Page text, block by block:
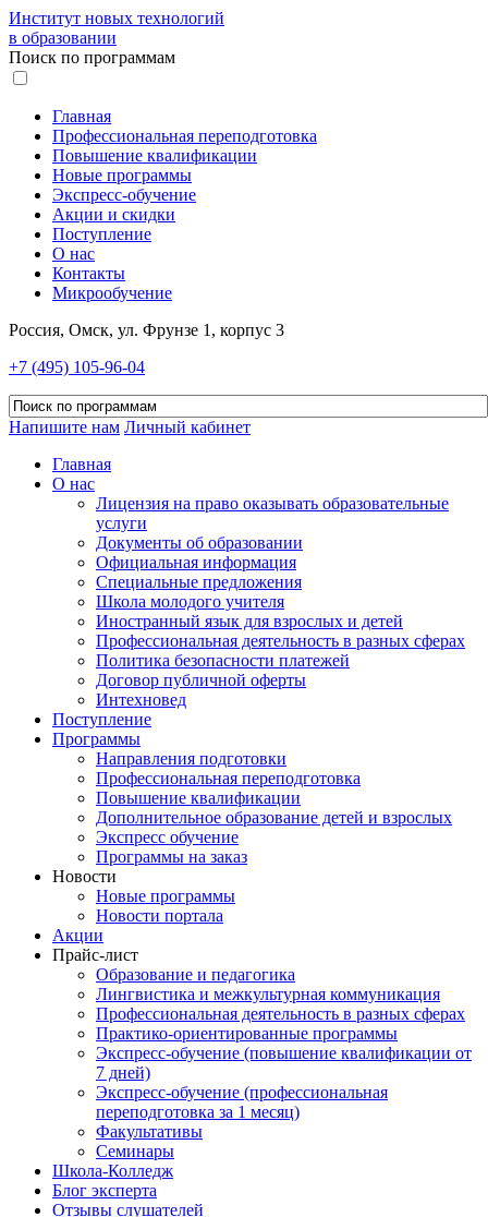
Институт новых технологий
в образовании
Поиск по программам
Главная
Профессиональная переподготовка
Повышение квалификации
Новые программы
Экспресс-обучение
Акции и скидки
Поступление
О нас
Контакты
Микрообучение
Россия, Омск, ул. Фрунзе 1, корпус 3
+7 (495) 105-96-04
Напишите нам Личный кабинет
Главная
О нас
Лицензия на право оказывать образовательные
услуги
Документы об образовании
Официальная информация
Специальные предложения
Школа молодого учителя
Иностранный язык для взрослых и детей
Профессиональная деятельность в разных сферах
Политика безопасности платежей
Договор публичной оферты
Интехновед
Поступление
Программы
Направления подготовки
Профессиональная переподготовка
Повышение квалификации
Дополнительное образование детей и взрослых
Экспресс обучение
Программы на заказ
Новости
Новые программы
Новости портала
Акции
Прайс-лист
Образование и педагогика
Лингвистика и межкультурная коммуникация
Профессиональная деятельность в разных сферах
Практико-ориентированные программы
Экспресс-обучение (повышение квалификации от
7 дней)
Экспресс-обучение (профессиональная
переподготовка за 1 месяц)
Факультативы
Семинары
Школа-Колледж
Блог эксперта
Отзывы слушателей